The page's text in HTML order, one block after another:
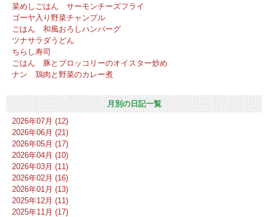
菜めしごはん サーモンチーズフライ
ゴーヤ入り野菜チャンプル
ごはん 和風おろしハンバーグ
ツナサラダうどん
ちらし寿司
ごはん 豚とブロッコリーのオイスター炒め
ナン 鶏肉と野菜のカレー煮
月別の日記一覧
2026年07月 (12)
2026年06月 (21)
2026年05月 (17)
2026年04月 (10)
2026年03月 (11)
2026年02月 (16)
2026年01月 (13)
2025年12月 (11)
2025年11月 (17)